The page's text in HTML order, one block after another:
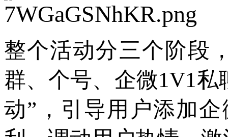
整个活动分三个阶段
群、个号、企微1V1
动”，引导用户添加